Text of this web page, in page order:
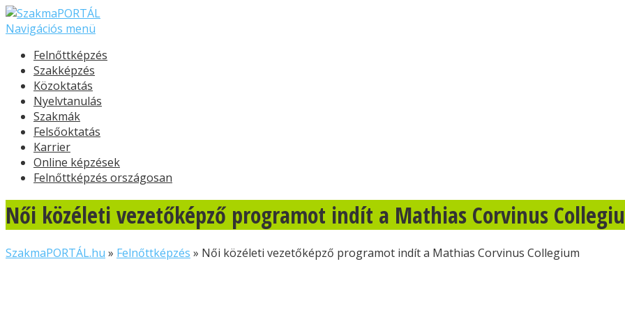
Navigációs menü
Felnőttképzés
Szakképzés
Közoktatás
Nyelvtanulás
Szakmák
Felsőoktatás
Karrier
Online képzések
Felnőttképzés országosan
Női közéleti vezetőképző programot indít a Mathias Corvinus
SzakmaPORTÁL.hu » Felnőttképzés » Női közéleti vezetőképző programot indít a Mathias Corvinus Collegium